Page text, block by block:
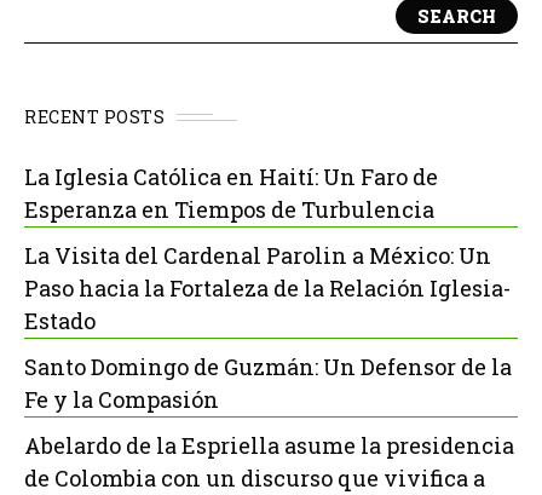
SEARCH
RECENT POSTS
La Iglesia Católica en Haití: Un Faro de
Esperanza en Tiempos de Turbulencia
La Visita del Cardenal Parolin a México: Un
Paso hacia la Fortaleza de la Relación Iglesia-
Estado
Santo Domingo de Guzmán: Un Defensor de la
Fe y la Compasión
Abelardo de la Espriella asume la presidencia
de Colombia con un discurso que vivifica a